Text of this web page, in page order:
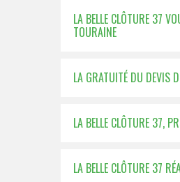
LA BELLE CLÔTURE 37
TOURAINE
LA GRATUITÉ DU DEVIS
LA BELLE CLÔTURE 37,
LA BELLE CLÔTURE 37